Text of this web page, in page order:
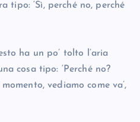
tipo: ‘Sì, perché no, perché
ha un po’ tolto l’aria
cosa tipo: ‘Perché no?
vediamo come va’,